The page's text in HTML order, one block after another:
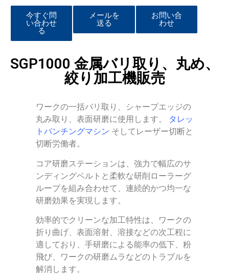
今すぐ問
い合わせ
る
メールを
送る
お問い合
わせ
SGP1000 金属バリ取り、丸め、
絞り加工機販売
ワークの一括バリ取り、シャープエッジの
丸み取り、表面研磨に使用します。
タレッ
トパンチングマシン そしてレーザー切断と
切断労働者。
コア研磨ステーションは、強力で幅広のサ
ンディングベルトと柔軟な研削ローラーグ
ループを組み合わせて、連続的かつ均一な
研磨効果を実現します。
効率的でクリーンな加工特性は、ワークの
折り曲げ、表面溶射、溶接などの次工程に
適しており、手研磨による能率の低下、粉
飛び、ワークの研磨ムラなどのトラブルを
解消します。